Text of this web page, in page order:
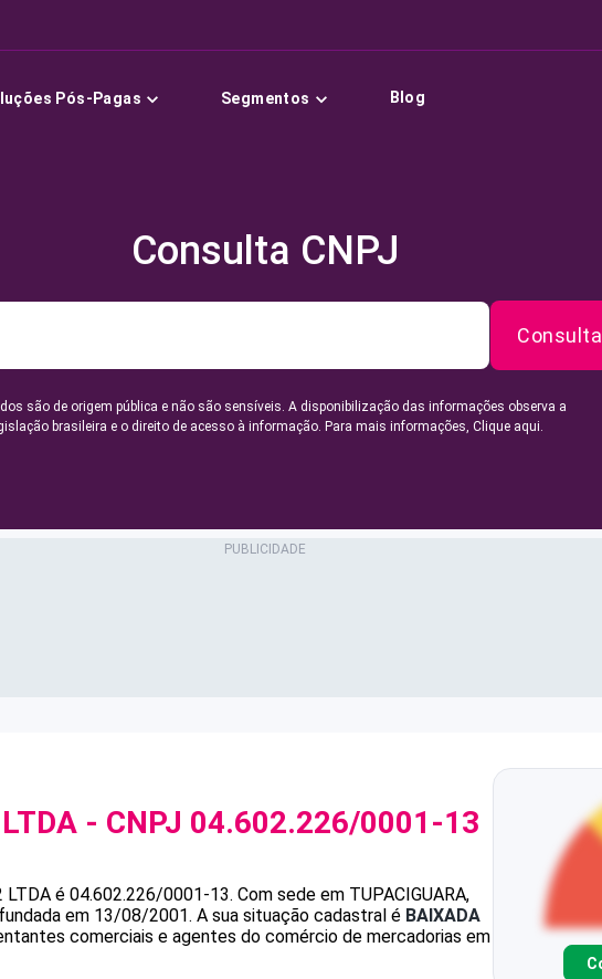
Pós-Pagas Segmentos Blog
Consulta CNPJ
são de origem pública e não são sensíveis. A disponibilização das informações observa a
brasileira e o direito de acesso à informação. Para mais informações, Clique aqui.
- CNPJ 04.602.226/0001-13
LTDA é 04.602.226/0001-13. Com sede em TUPACIGUARA,
em 13/08/2001. A sua situação cadastral é BAIXADA
comerciais e agentes do comércio de mercadorias em